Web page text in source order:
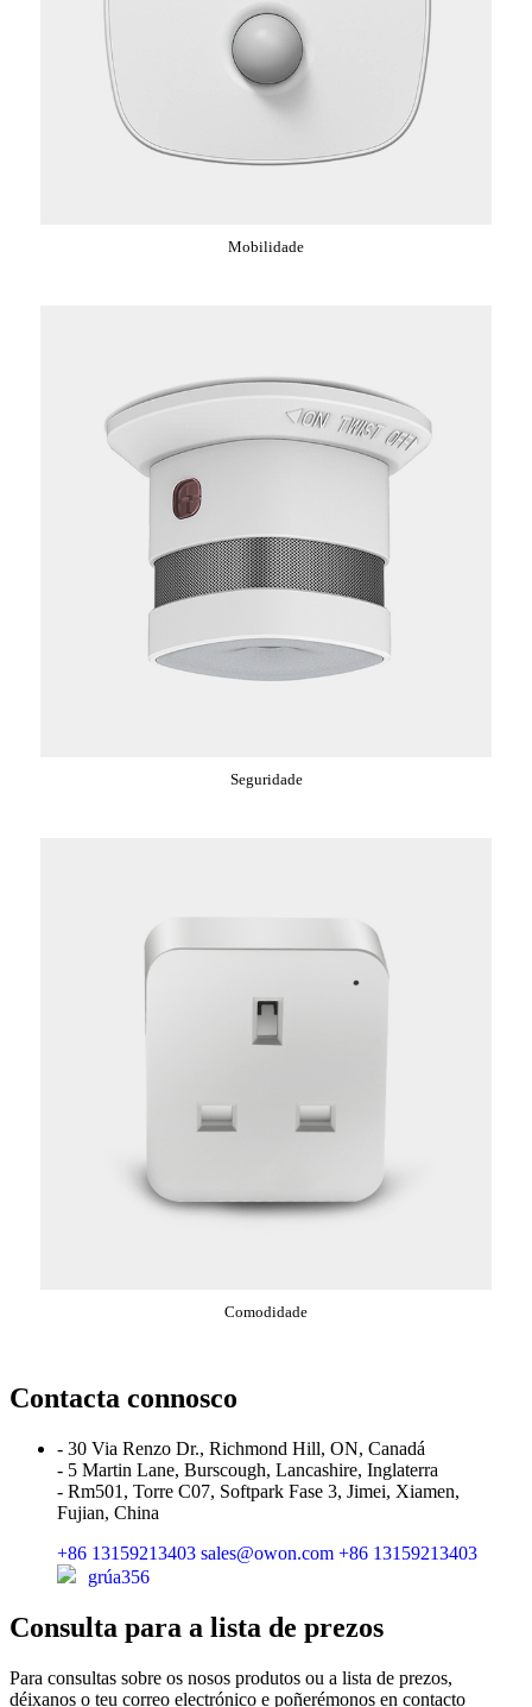
Mobilidade
Seguridade
Comodidade
Contacta connosco
- 30 Via Renzo Dr., Richmond Hill, ON, Canadá
- 5 Martin Lane, Burscough, Lancashire, Inglaterra
- Rm501, Torre C07, Softpark Fase 3, Jimei, Xiamen,
Fujian, China
+86 13159213403 sales@owon.com +86 13159213403
grúa356
Consulta para a lista de prezos
Para consultas sobre os nosos produtos ou a lista de prezos,
déixanos o teu correo electrónico e poñerémonos en contacto